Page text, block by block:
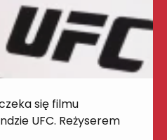
się filmu
UFC. Reżyserem